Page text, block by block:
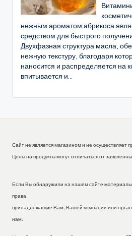
нежным ароматом абрикоса
средством для быстрого
Двухфазная структура масла,
нежную текстуру, благодаря
наносится и распределяется на
впитывается и...
Сайт не является магазином и не осуществляет
Цены на продукты могут отличаться от
Если Вы обнаружили на нашем сайте
права,
принадлежащие Вам, Вашей компании или
нам.